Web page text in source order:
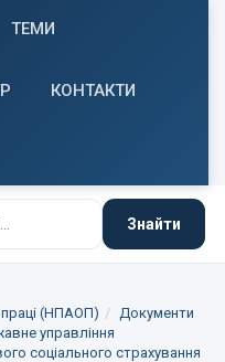
ТЕМИ
КОНТАКТИ
Знайти
(НПАОП)
Документи
управління
соціального страхування